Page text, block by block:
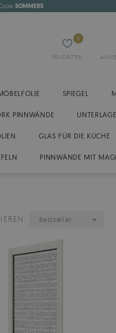
SOMMER5
FAVORITEN
0
SPIEGEL
PINNWÄNDE
GLAS FÜR DIE KÜCHE
PINNWÄNDE MIT
Bestseller